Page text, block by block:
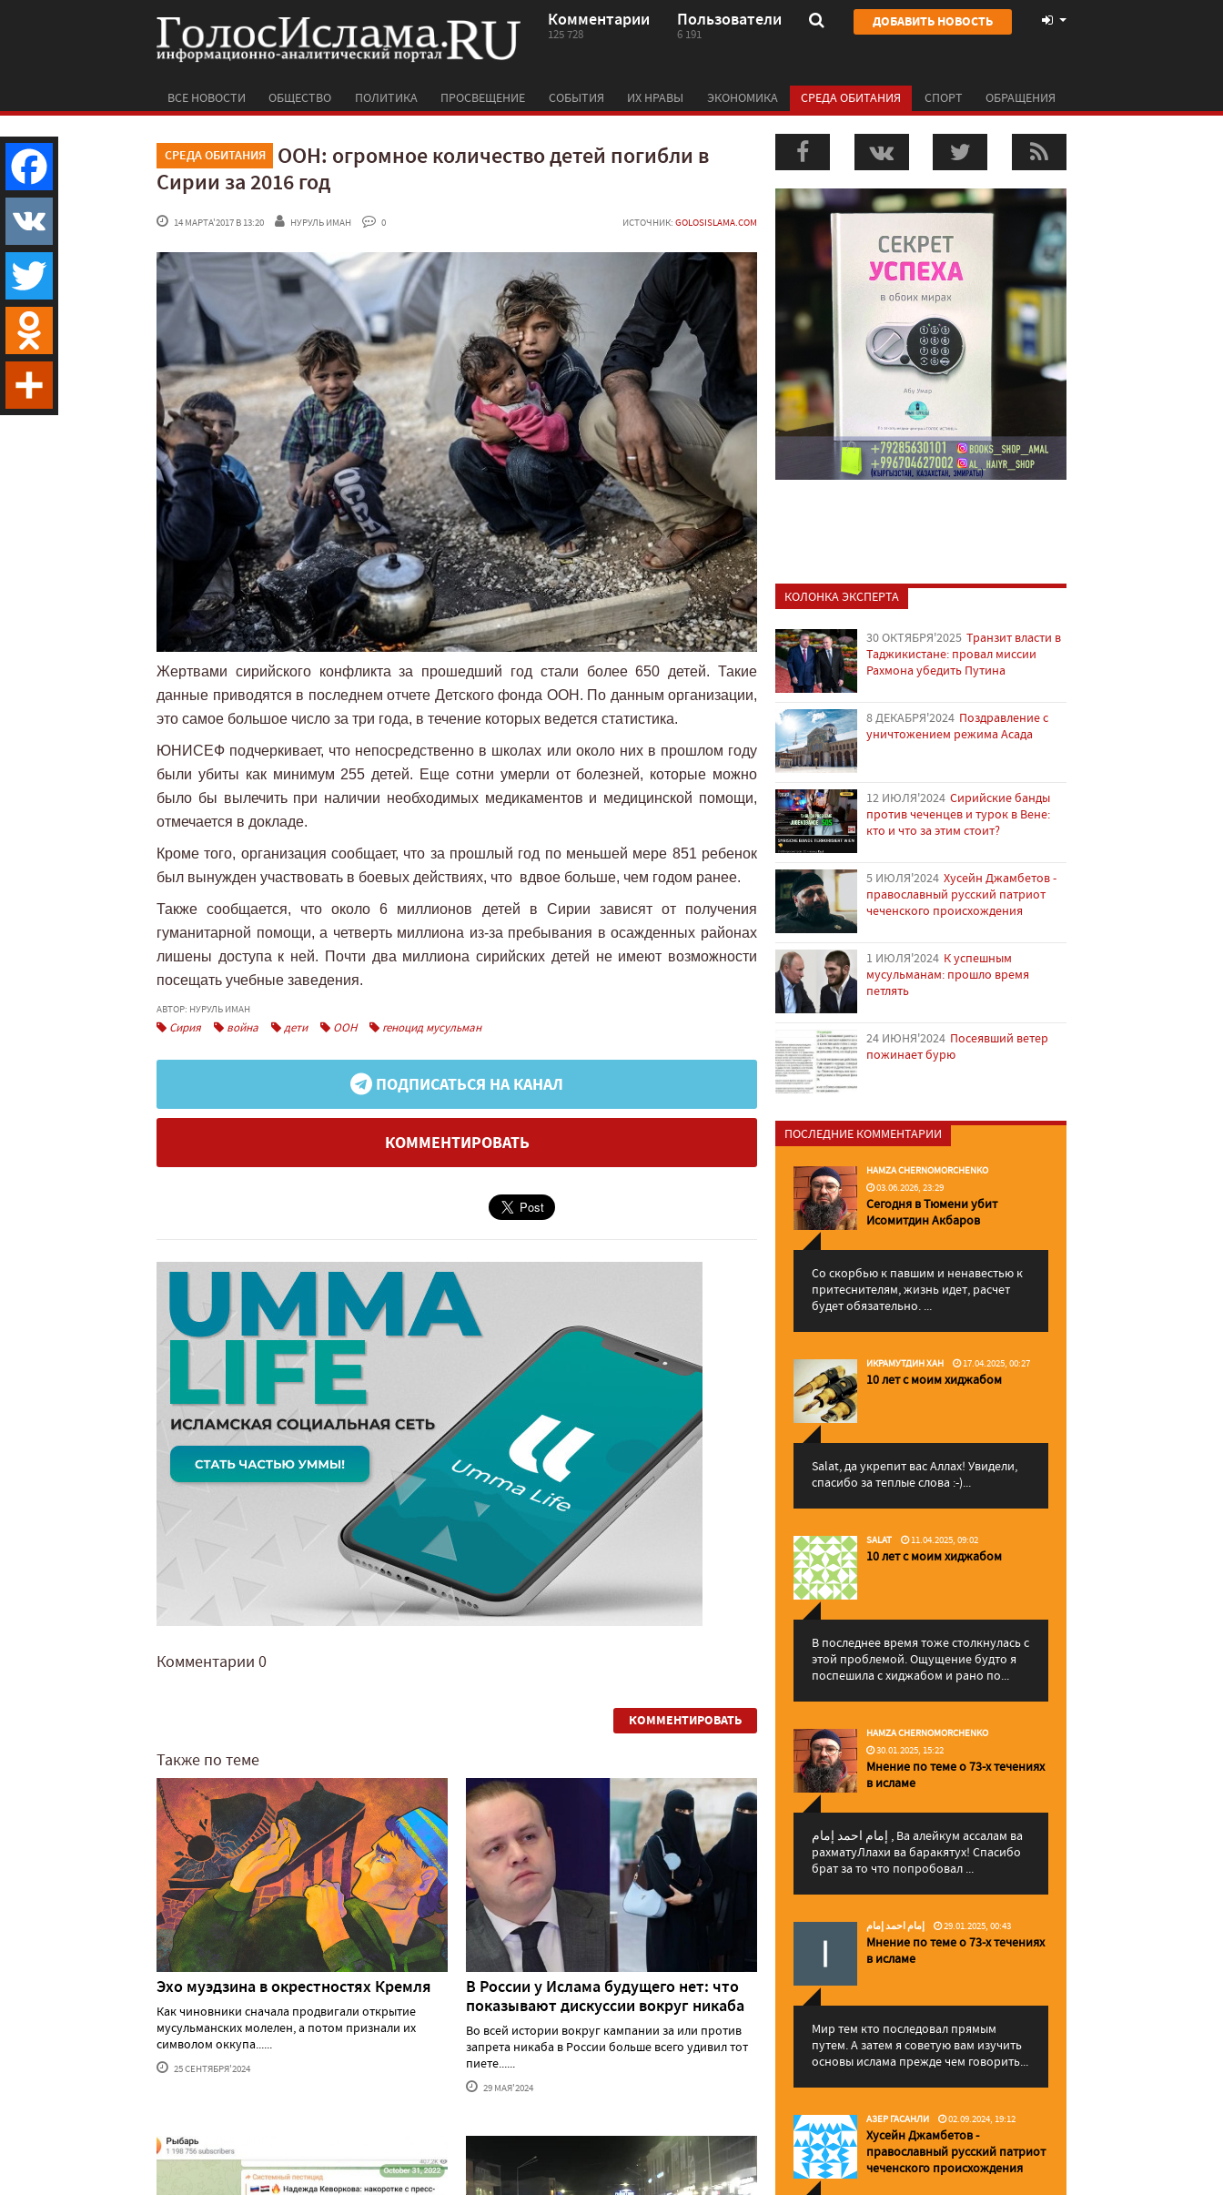
Комментарии
125 728
Пользователи
6 191
ДОБАВИТЬ НОВОСТЬ
ВСЕ НОВОСТИ ОБЩЕСТВО ПОЛИТИКА ПРОСВЕЩЕНИЕ СОБЫТИЯ ИХ НРАВЫ ЭКОНОМИКА СРЕДА ОБИТАНИЯ СПОРТ ОБРАЩЕНИЯ
СРЕДА ОБИТАНИЯ
ООН: огромное количество детей погибли в
Сирии за 2016 год
14 МАРТА'2017 В 13:20 НУРУЛЬ ИМАН 0 ИСТОЧНИК: GOLOSISLAMA.COM
Жертвами сирийского конфликта за прошедший год стали более 650 детей. Такие
данные приводятся в последнем отчете Детского фонда ООН. По данным организации,
это самое большое число за три года, в течение которых ведется статистика.
ЮНИСЕФ подчеркивает, что непосредственно в школах или около них в прошлом году
были убиты как минимум 255 детей. Еще сотни умерли от болезней, которые можно
было бы вылечить при наличии необходимых медикаментов и медицинской помощи,
отмечается в докладе.
Кроме того, организация сообщает, что за прошлый год по меньшей мере 851 ребенок
был вынужден участвовать в боевых действиях, что вдвое больше, чем годом ранее.
Также сообщается, что около 6 миллионов детей в Сирии зависят от получения
гуманитарной помощи, а четверть миллиона из-за пребывания в осажденных районах
лишены доступа к ней. Почти два миллиона сирийских детей не имеют возможности
посещать учебные заведения.
АВТОР: НУРУЛЬ ИМАН
Сирия война дети ООН геноцид мусульман
ПОДПИСАТЬСЯ НА КАНАЛ
КОММЕНТИРОВАТЬ
Комментарии 0
КОММЕНТИРОВАТЬ
Также по теме
Эхо муэдзина в окрестностях Кремля
Как чиновники сначала продвигали открытие
мусульманских молелен, а потом признали их
символом оккупа......
25 СЕНТЯБРЯ'2024
В России у Ислама будущего нет: что
показывают дискуссии вокруг никаба
Во всей истории вокруг кампании за или против
запрета никаба в России больше всего удивил тот
пиете......
29 МАЯ'2024
КОЛОНКА ЭКСПЕРТА
30 ОКТЯБРЯ'2025 Транзит власти в
Таджикистане: провал миссии
Рахмона убедить Путина
8 ДЕКАБРЯ'2024 Поздравление с
уничтожением режима Асада
12 ИЮЛЯ'2024 Сирийские банды
против чеченцев и турок в Вене:
кто и что за этим стоит?
5 ИЮЛЯ'2024 Хусейн Джамбетов -
православный русский патриот
чеченского происхождения
1 ИЮЛЯ'2024 К успешным
мусульманам: прошло время
петлять
24 ИЮНЯ'2024 Посеявший ветер
пожинает бурю
ПОСЛЕДНИЕ КОММЕНТАРИИ
HAMZA CHERNOMORCHENKO
03.06.2026, 23:29
Сегодня в Тюмени убит
Исомитдин Акбаров
Со скорбью к павшим и ненавестью к
притеснителям, жизнь идет, расчет
будет обязательно. ...
ИКРАМУТДИН ХАН 17.04.2025, 00:27
10 лет с моим хиджабом
Salat, да укрепит вас Аллаx! Увидели,
спасибо за теплые слова :-)...
SALAT 11.04.2025, 09:02
10 лет с моим хиджабом
В последнее время тоже столкнулась с
этой проблемой. Ощущение будто я
поспешила с хиджабом и рано по...
HAMZA CHERNOMORCHENKO
30.01.2025, 15:22
Мнение по теме о 73-х течениях
в исламе
إمام احمد إمام , Ва алейкум ассалам ва
рахматуЛлахи ва баракятух! Спасибо
брат за то что попробовал ...
إمام احمد إمام 29.01.2025, 00:43
Мнение по теме о 73-х течениях
в исламе
Мир тем кто последовал прямым
путем. А затем я советую вам изучить
основы ислама прежде чем говорить...
АЗЕР ГАСАНЛИ 02.09.2024, 19:12
Хусейн Джамбетов -
православный русский патриот
чеченского происхождения
Facebook
VK
Twitter
Odnoklassniki